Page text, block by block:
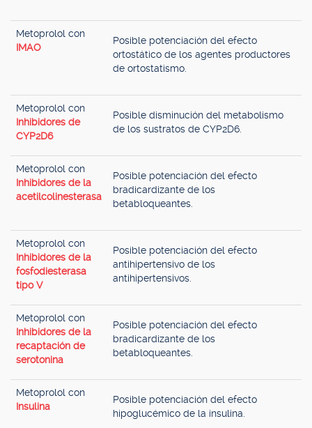
Metoprolol con
IMAO
Posible potenciación del efecto
ortostático de los agentes productores
de ortostatismo.
Metoprolol con
Inhibidores de
CYP2D6
Posible disminución del metabolismo
de los sustratos de CYP2D6.
Metoprolol con
Inhibidores de la
acetilcolinesterasa
Posible potenciación del efecto
bradicardizante de los
betabloqueantes.
Metoprolol con
Inhibidores de la
fosfodiesterasa
tipo V
Posible potenciación del efecto
antihipertensivo de los
antihipertensivos.
Metoprolol con
Inhibidores de la
recaptación de
serotonina
Posible potenciación del efecto
bradicardizante de los
betabloqueantes.
Metoprolol con
Insulina
Posible potenciación del efecto
hipoglucémico de la insulina.